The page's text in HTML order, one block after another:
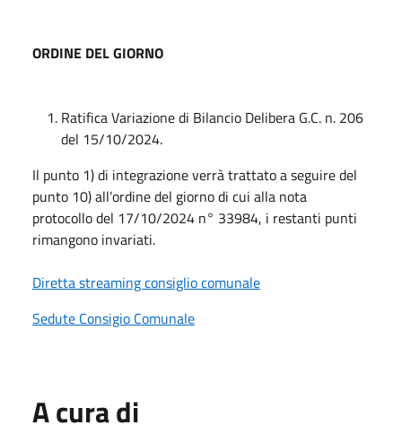
ORDINE DEL GIORNO
Ratifica Variazione di Bilancio Delibera G.C. n. 206
del 15/10/2024.
Il punto 1) di integrazione verrà trattato a seguire del
punto 10) all’ordine del giorno di cui alla nota
protocollo del 17/10/2024 n° 33984, i restanti punti
rimangono invariati.
Diretta streaming consiglio comunale
Sedute Consigio Comunale
A cura di